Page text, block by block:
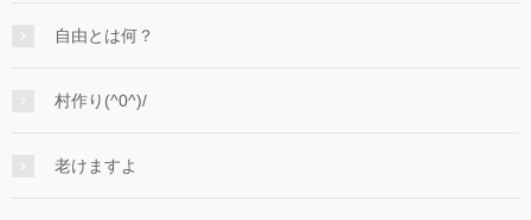
自由とは何？
村作り(^0^)/
老けますよ